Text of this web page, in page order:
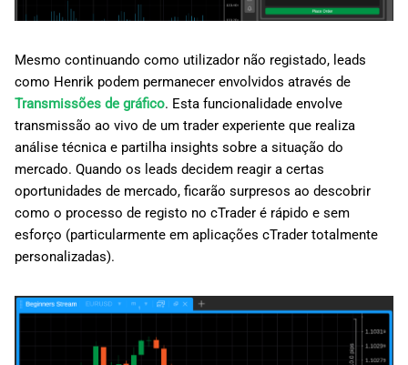
Mesmo continuando como utilizador não registado, leads
como Henrik podem permanecer envolvidos através de
Transmissões de gráfico. Esta funcionalidade envolve
transmissão ao vivo de um trader experiente que realiza
análise técnica e partilha insights sobre a situação do
mercado. Quando os leads decidem reagir a certas
oportunidades de mercado, ficarão surpresos ao descobrir
como o processo de registo no cTrader é rápido e sem
esforço (particularmente em aplicações cTrader totalmente
personalizadas).